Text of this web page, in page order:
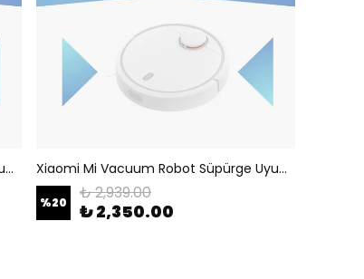
Xiaomi Mi Vacuum Robot Süpürge Uyumlu Ana Fırça Motoru Xiaomi Mi Vacuum Robot Süpürge Uyumlu Lidar Sensörü
%20 ₺ 2,939.00
₺ 2,350.00